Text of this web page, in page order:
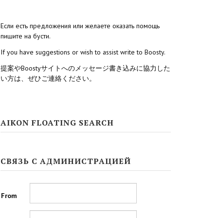
Если есть предложения или желаете оказать помощь
пишите на бусти.
If you have suggestions or wish to assist write to Boosty.
提案やBoostyサイトへのメッセージ書き込みに協力した
い方は、ぜひご連絡ください。
AIKON FLOATING SEARCH
СВЯЗЬ С АДМИНИСТРАЦИЕЙ
From